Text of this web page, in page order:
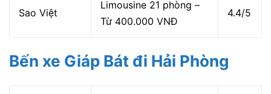
Sao Việt
Limousine 21 phòng –
Từ 400.000 VNĐ
4.4/5
Bến xe Giáp Bát đi Hải Phòng